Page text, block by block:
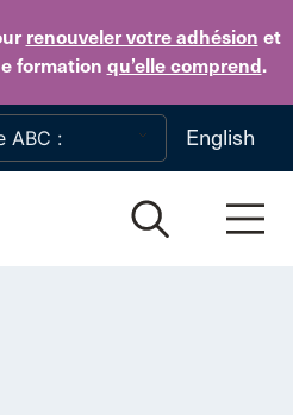
renouveler votre adhésion et
formation qu’elle comprend.
Skip to main content
English